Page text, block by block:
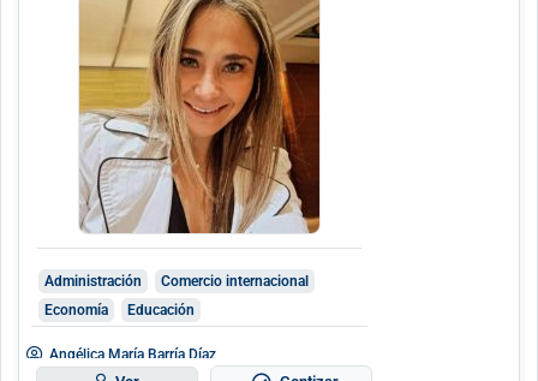
Administración
Comercio internacional
Economía
Educación
Angélica María Barría Díaz